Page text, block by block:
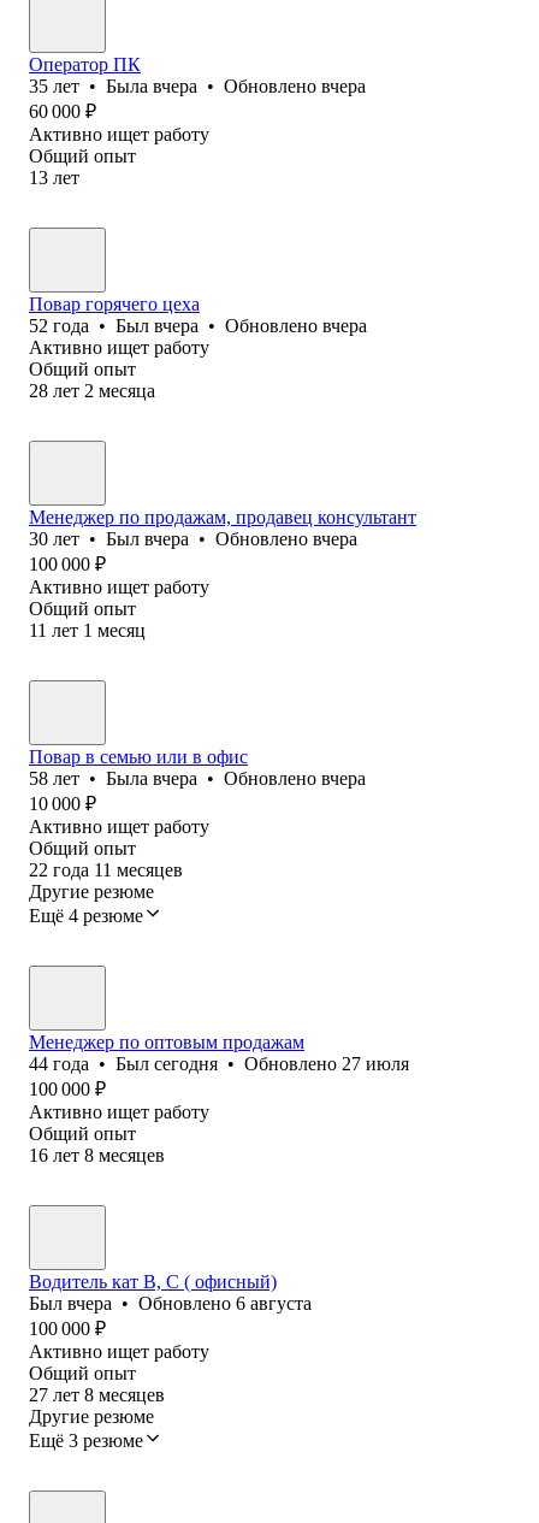
Оператор ПК
35 лет • Была вчера • Обновлено вчера
60 000 ₽
Активно ищет работу
Общий опыт
13 лет
Повар горячего цеха
52 года • Был вчера • Обновлено вчера
Активно ищет работу
Общий опыт
28 лет 2 месяца
Менеджер по продажам, продавец консультант
30 лет • Был вчера • Обновлено вчера
100 000 ₽
Активно ищет работу
Общий опыт
11 лет 1 месяц
Повар в семью или в офис
58 лет • Была вчера • Обновлено вчера
10 000 ₽
Активно ищет работу
Общий опыт
22 года 11 месяцев
Другие резюме
Ещё 4 резюме
Менеджер по оптовым продажам
44 года • Был сегодня • Обновлено 27 июля
100 000 ₽
Активно ищет работу
Общий опыт
16 лет 8 месяцев
Водитель кат В, С ( офисный)
Был вчера • Обновлено 6 августа
100 000 ₽
Активно ищет работу
Общий опыт
27 лет 8 месяцев
Другие резюме
Ещё 3 резюме